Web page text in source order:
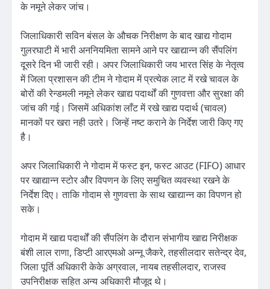
के नमूने लेकर जांच।
जिलाधिकारी सविन बंसल के औचक निरीक्षण के बाद खाद्य गोदाम
गुलरघाटी में भारी अननियमिता सामने आने पर खाद्यान्न की सैंपलिंग
दूसरे दिन भी जारी रही। अपर जिलाधिकारी जय भारत सिंह के नेतृत्व
में जिला प्रशासन की टीम ने गोदाम में प्रत्येक लाट में रखे चावल के
बोरों की रेन्डमली नमूने लेकर खाद्य पदार्थों की गुणवत्ता और सुरक्षा की
जांच की गई। जिसमें अधिकांश लाँट में रखे खाद्य पदार्थ (चावल)
मानकों पर खरा नही उतरे। जिन्हें नष्ट कराने के निर्देश जारी किए गए
है।
अपर जिलाधिकारी ने गोदाम में फस्ट इन, फस्ट आउट (FIFO) आधार
पर खाद्यान्न स्टोर और विपणन के लिए समुचित व्यवस्था रखने के
निर्देश दिए। ताकि गोदाम से गुणवत्ता के साथ खाद्यान्न का विपणन हो
सके।
गोदाम में खाद्य पदार्थों की सैंपलिंग के दौरान संभागीय खाद्य निरीक्षक
बंशी लाल राणा, डिप्टी आरएमओ अन्नू जैकरे, तहसीलदार सतेन्द्र देव,
जिला पूर्ति अधिकारी केके अग्रवाल, नायब तहसीलदार, राजस्व
उपनिरीक्षक सहित अन्य अधिकारी मौजूद थे।